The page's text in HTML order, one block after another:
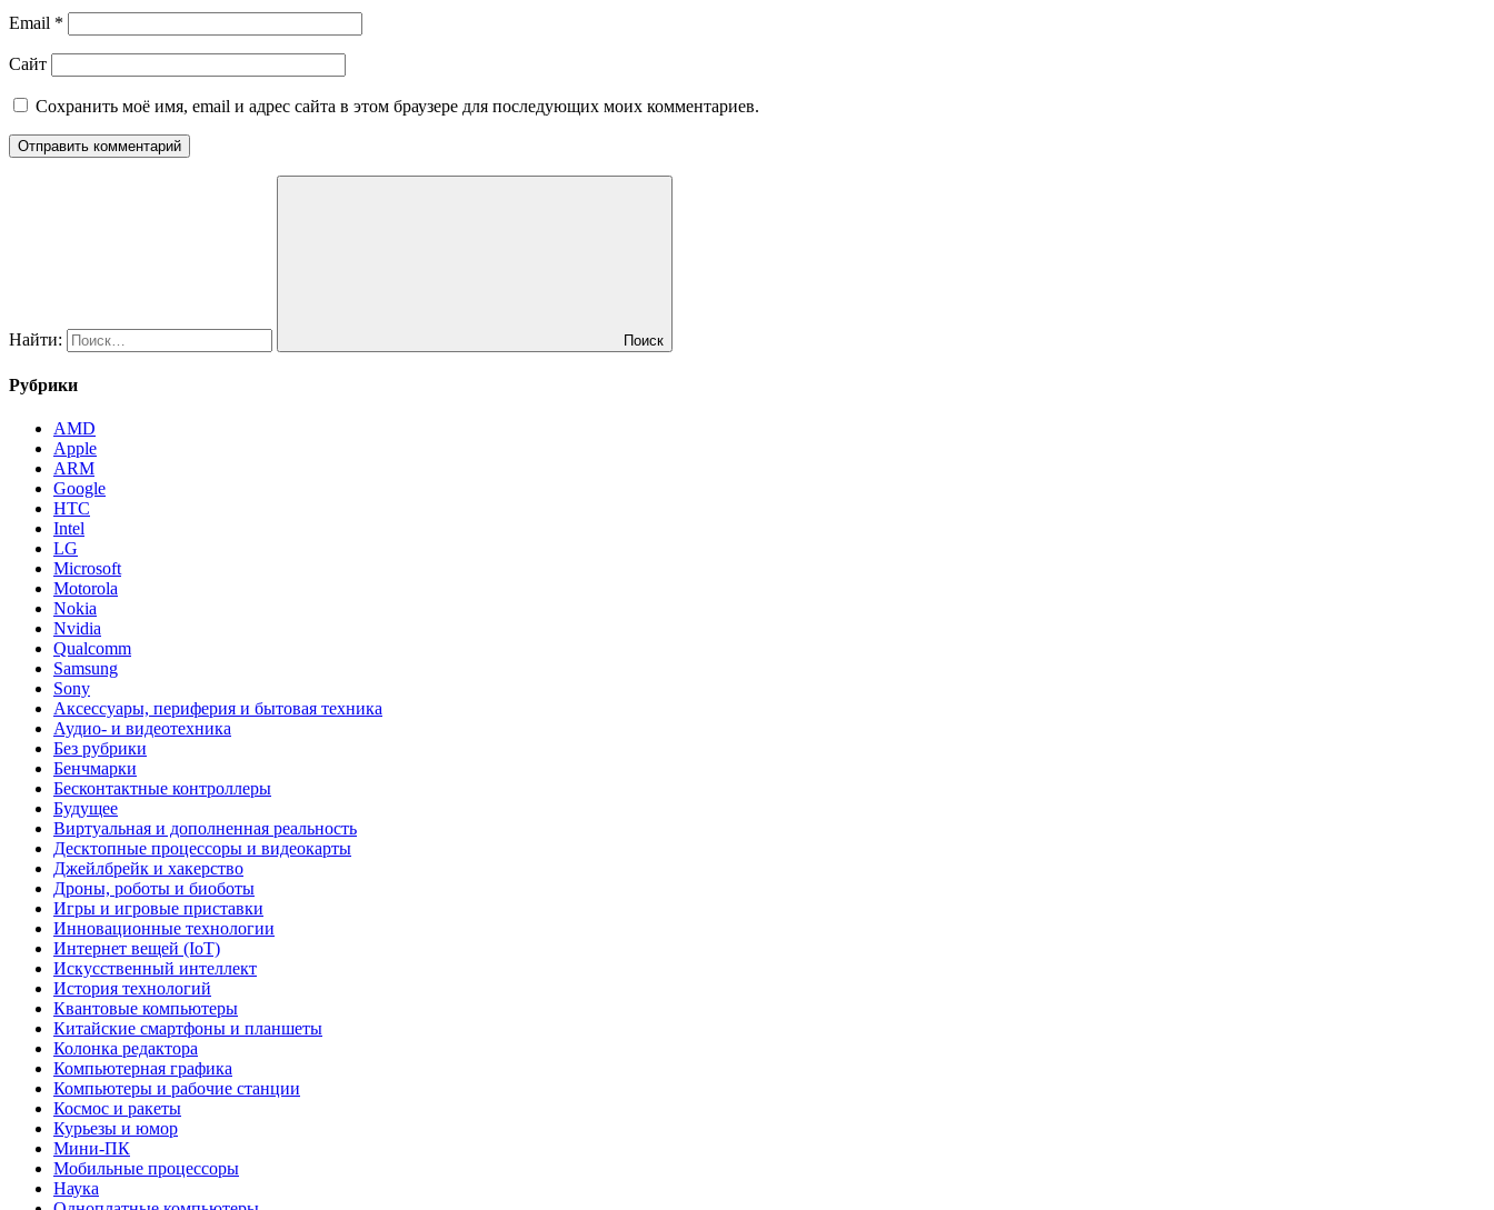
Email *
Сайт
Сохранить моё имя, email и адрес сайта в этом браузере для последующих моих комментариев.
Найти: Поиск
Рубрики
AMD
Apple
ARM
Google
HTC
Intel
LG
Microsoft
Motorola
Nokia
Nvidia
Qualcomm
Samsung
Sony
Аксессуары, периферия и бытовая техника
Аудио- и видеотехника
Без рубрики
Бенчмарки
Бесконтактные контроллеры
Будущее
Виртуальная и дополненная реальность
Десктопные процессоры и видеокарты
Джейлбрейк и хакерство
Дроны, роботы и биоботы
Игры и игровые приставки
Инновационные технологии
Интернет вещей (IoT)
Искусственный интеллект
История технологий
Квантовые компьютеры
Китайские смартфоны и планшеты
Колонка редактора
Компьютерная графика
Компьютеры и рабочие станции
Космос и ракеты
Курьезы и юмор
Мини-ПК
Мобильные процессоры
Наука